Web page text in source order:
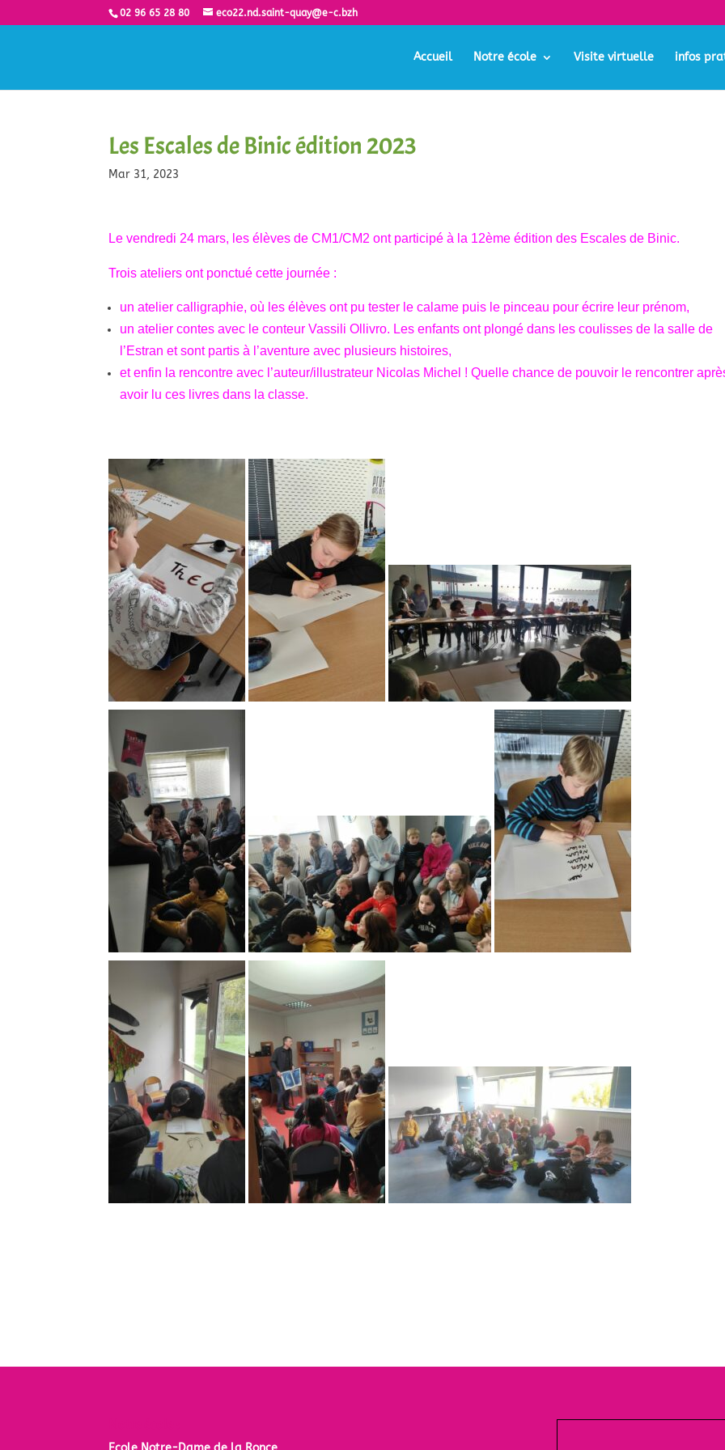
02 96 65 28 80 eco22.nd.saint-quay@e-c.bzh
Accueil Notre école Visite virtuelle infos
Les Escales de Binic édition 2023
Mar 31, 2023
Le vendredi 24 mars, les élèves de CM1/CM2 ont participé à la 12ème édition des Escales de Binic.
Trois ateliers ont ponctué cette journée :
un atelier calligraphie, où les élèves ont pu tester le calame puis le pinceau pour écrire leur prénom,
un atelier contes avec le conteur Vassili Ollivro. Les enfants ont plongé dans les coulisses de la salle de
l’Estran et sont partis à l’aventure avec plusieurs histoires,
et enfin la rencontre avec l’auteur/illustrateur Nicolas Michel ! Quelle chance de pouvoir le rencontrer
avoir lu ces livres dans la classe.